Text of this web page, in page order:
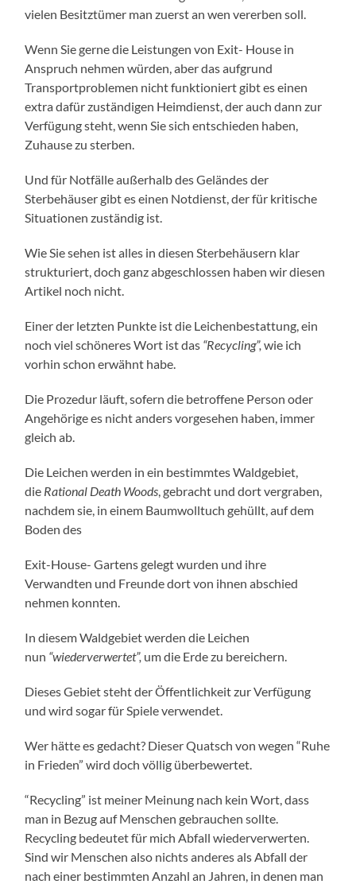
vielen Besitztümer man zuerst an wen vererben soll.
Wenn Sie gerne die Leistungen von Exit- House in
Anspruch nehmen würden, aber das aufgrund
Transportproblemen nicht funktioniert gibt es einen
extra dafür zuständigen Heimdienst, der auch dann zur
Verfügung steht, wenn Sie sich entschieden haben,
Zuhause zu sterben.
Und für Notfälle außerhalb des Geländes der
Sterbehäuser gibt es einen Notdienst, der für kritische
Situationen zuständig ist.
Wie Sie sehen ist alles in diesen Sterbehäusern klar
strukturiert, doch ganz abgeschlossen haben wir diesen
Artikel noch nicht.
Einer der letzten Punkte ist die Leichenbestattung, ein
noch viel schöneres Wort ist das “Recycling”, wie ich
vorhin schon erwähnt habe.
Die Prozedur läuft, sofern die betroffene Person oder
Angehörige es nicht anders vorgesehen haben, immer
gleich ab.
Die Leichen werden in ein bestimmtes Waldgebiet,
die Rational Death Woods , gebracht und dort vergraben,
nachdem sie, in einem Baumwolltuch gehüllt, auf dem
Boden des
Exit-House- Gartens gelegt wurden und ihre
Verwandten und Freunde dort von ihnen abschied
nehmen konnten.
In diesem Waldgebiet werden die Leichen
nun “wiederverwertet”, um die Erde zu bereichern.
Dieses Gebiet steht der Öffentlichkeit zur Verfügung
und wird sogar für Spiele verwendet.
Wer hätte es gedacht? Dieser Quatsch von wegen “Ruhe
in Frieden” wird doch völlig überbewertet.
“Recycling” ist meiner Meinung nach kein Wort, dass
man in Bezug auf Menschen gebrauchen sollte.
Recycling bedeutet für mich Abfall wiederverwerten.
Sind wir Menschen also nichts anderes als Abfall der
nach einer bestimmten Anzahl an Jahren, in denen man